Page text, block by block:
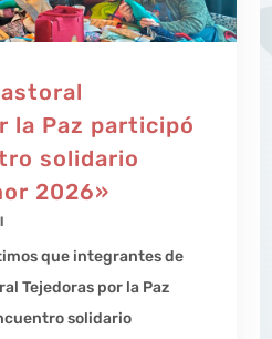
la Paz participó
solidario
2026»
que integrantes de
Tejedoras por la Paz
solidario